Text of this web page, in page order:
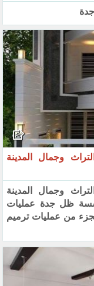
وجمال المدينة
وجمال المدينة
ظل جدة عمليات
كجزء من عمليات ترميم